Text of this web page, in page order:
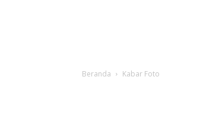
Beranda Kabar Foto